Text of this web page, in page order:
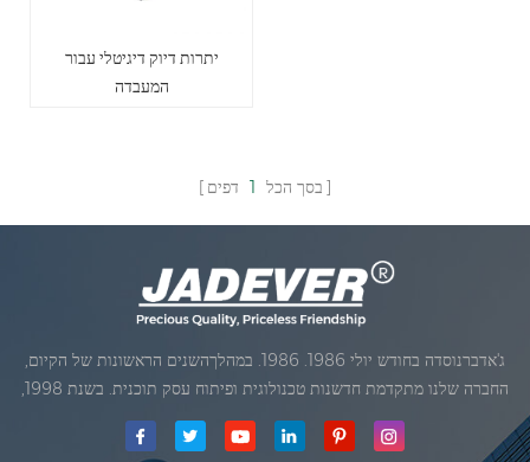
יתרות דיוק דיגיטלי עבור
המעבדה
בסך הכל 1 דפים
ג'אדברנוסדה בחודש יולי 1986. 1986. במהלךהשנים הראשונות של הקיום,
החברה שלנו מתקדמת חדשנות טכנולוגית ופיתוח עסק תוכנית. בשנת 1998,
החברה שלנו השיגה את המטרה האיכותי, כאשר הראשון של המוצרים שלנו